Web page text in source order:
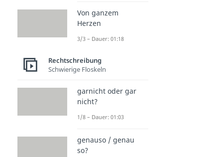
Von ganzem
Herzen
3/3 – Dauer: 01:18
Rechtschreibung
Schwierige Floskeln
garnicht oder gar
nicht?
1/8 – Dauer: 01:03
genauso / genau
so?